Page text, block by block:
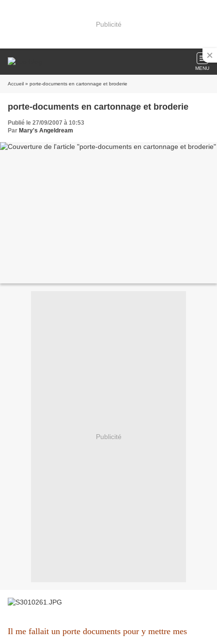
Publicité
MENU
Accueil » porte-documents en cartonnage et broderie
porte-documents en cartonnage et broderie
Publié le 27/09/2007 à 10:53
Par Mary's Angeldream
Publicité
Il me fallait un porte documents pour y mettre mes